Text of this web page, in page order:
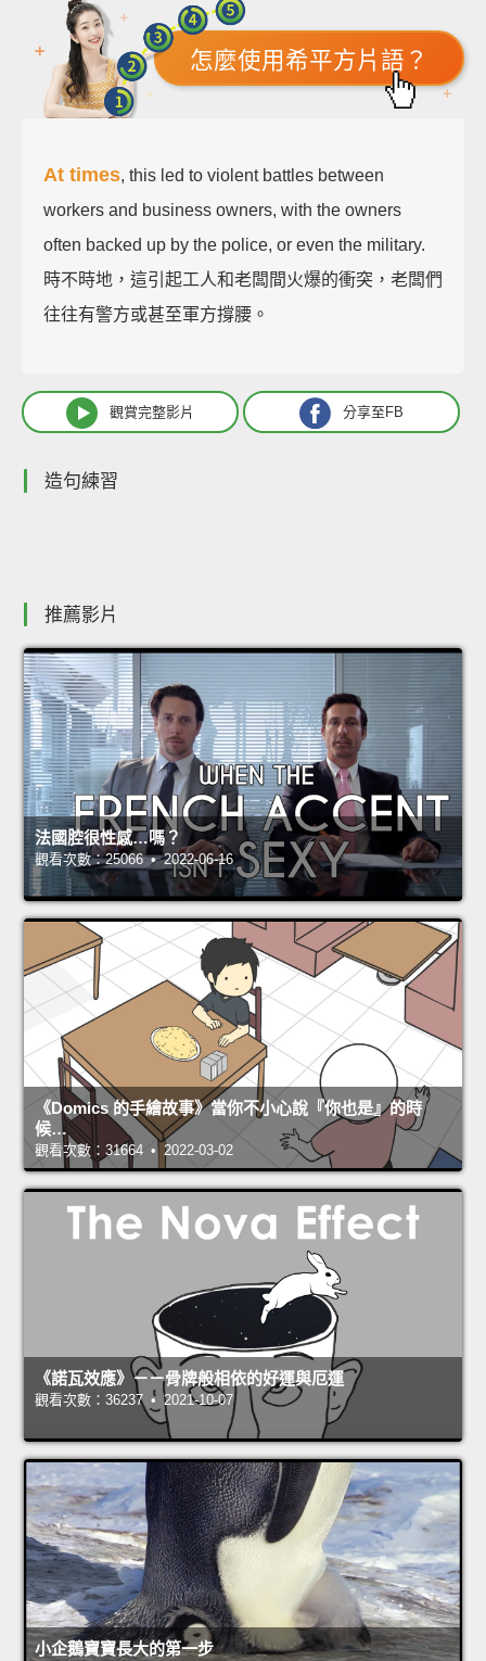
怎麼使用希平方片語？
At times, this led to violent battles between
workers and business owners, with the owners
often backed up by the police, or even the military.
時不時地，這引起工人和老闆間火爆的衝突，老闆們
往往有警方或甚至軍方撐腰。
觀賞完整影片 分享至FB
造句練習
推薦影片
法國腔很性感…嗎？
觀看次數：25066 • 2022-06-16
《Domics 的手繪故事》當你不小心說『你也是』的時
候…
觀看次數：31664 • 2022-03-02
《諾瓦效應》－－骨牌般相依的好運與厄運
觀看次數：36237 • 2021-10-07
小企鵝寶寶長大的第一步